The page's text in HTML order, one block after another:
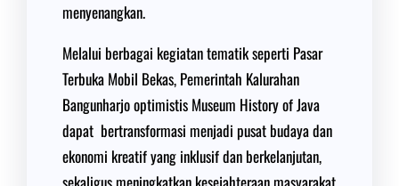
menyenangkan.
Melalui berbagai kegiatan tematik seperti Pasar
Terbuka Mobil Bekas, Pemerintah Kalurahan
Bangunharjo optimistis Museum History of Java
dapat bertransformasi menjadi pusat budaya dan
ekonomi kreatif yang inklusif dan berkelanjutan,